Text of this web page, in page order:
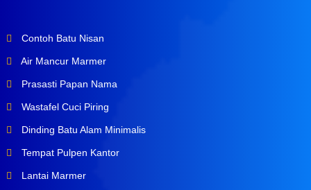
Contoh Batu Nisan
Air Mancur Marmer
Prasasti Papan Nama
Wastafel Cuci Piring
Dinding Batu Alam Minimalis
Tempat Pulpen Kantor
Lantai Marmer